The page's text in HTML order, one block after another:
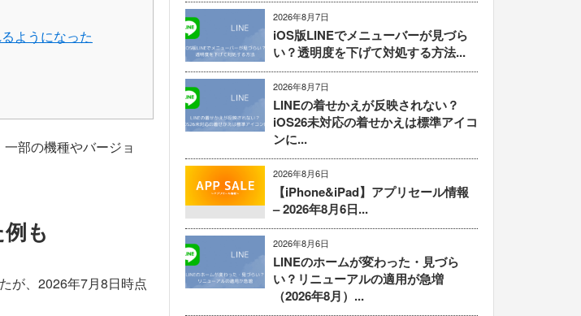
ようになった
部の機種やバージョ
も
が、2026年7月8日時点
2026年8月7日
iOS版LINEでメニューバーが見づら
い？透明度を下げて対処する方法...
2026年8月7日
LINEの着せかえが反映されない？
iOS26未対応の着せかえは標準アイコ
ンに...
2026年8月6日
【iPhone&iPad】アプリセール情報
– 2026年8月6日...
2026年8月6日
LINEのホームが変わった・見づら
い？リニューアルの適用が急増
（2026年8月）...